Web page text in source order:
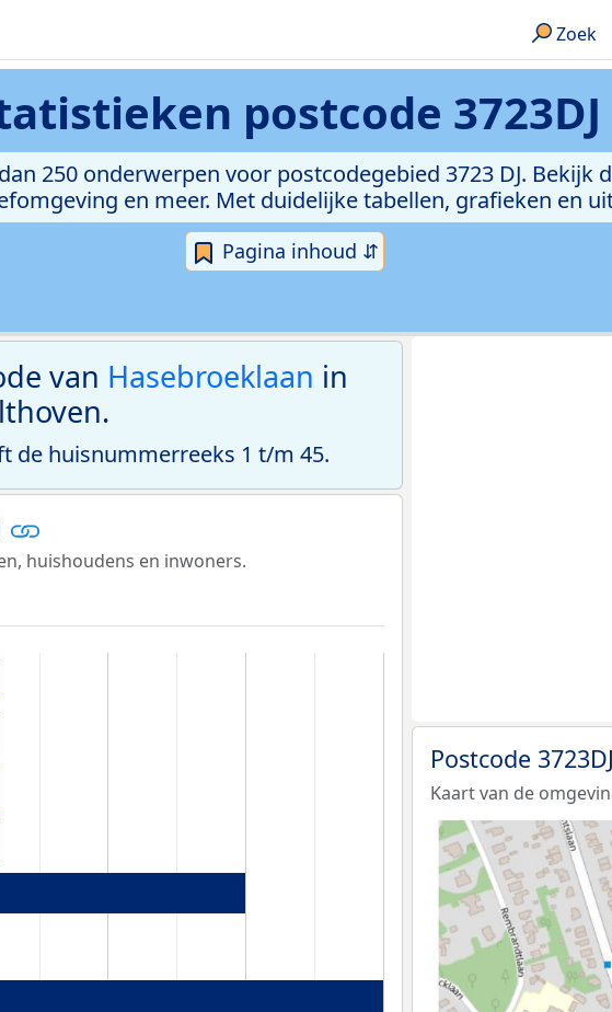
Zoek
postcode 3723DJ
250 onderwerpen voor postcodegebied 3723 DJ. Bekijk
en meer. Met duidelijke tabellen, grafieken en
Pagina inhoud ⇵
van Hasebroeklaan in
de huisnummerreeks 1 t/m 45.
huishoudens en inwoners.
Postcode
Kaart van de